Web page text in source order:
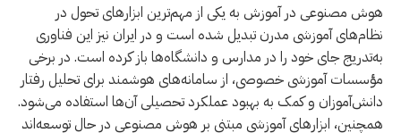
هوش مصنوعی در آموزش به یکی از مهم‌ترین ابزارهای تحول در
نظام‌های آموزشی مدرن تبدیل شده است و در ایران نیز این فناوری
به‌تدریج جای خود را در مدارس و دانشگاه‌ها باز کرده است. در برخی
مؤسسات آموزشی خصوصی، از سامانه‌های هوشمند برای تحلیل رفتار
دانش‌آموزان و کمک به بهبود عملکرد تحصیلی آن‌ها استفاده می‌شود.
همچنین، ابزارهای آموزشی مبتنی بر هوش مصنوعی در حال توسعه‌اند